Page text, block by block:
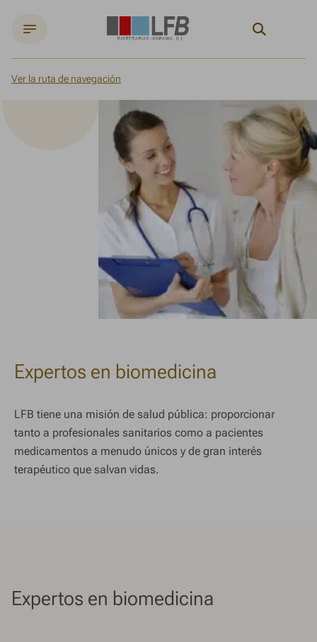
Search
Ver la ruta de navegación
Sobre LFB Expertos en biomedicina
Expertos en biomedicina
LFB tiene una misión de salud pública: proporcionar
tanto a profesionales sanitarios como a pacientes
medicamentos a menudo únicos y de gran interés
terapéutico que salvan vidas.
Expertos en biomedicina